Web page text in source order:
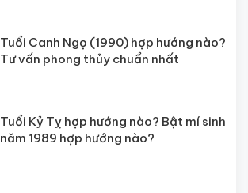
Tuổi Canh Ngọ (1990) hợp hướng nào?
Tư vấn phong thủy chuẩn nhất
Tuổi Kỷ Tỵ hợp hướng nào? Bật mí sinh
năm 1989 hợp hướng nào?